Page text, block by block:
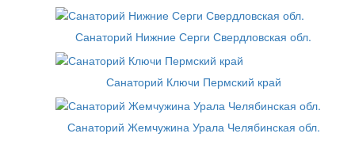
Санаторий Нижние Серги Свердловская обл.
Санаторий Ключи Пермский край
Санаторий Жемчужина Урала Челябинская обл.